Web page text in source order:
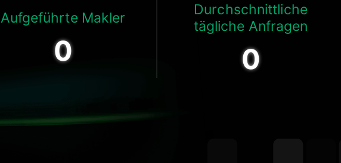
Aufgeführte Makler
0
Durchschnittliche
tägliche Anfragen
0